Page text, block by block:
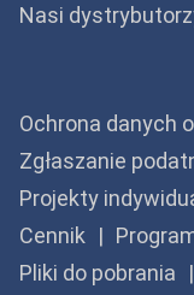
Nasi
Ochrona danych
Zgłaszanie
Projekty
Cennik
Pliki do pobrania